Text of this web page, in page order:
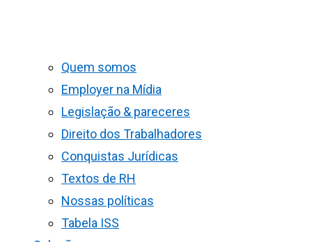
Quem somos
Employer na Mídia
Legislação & pareceres
Direito dos Trabalhadores
Conquistas Jurídicas
Textos de RH
Nossas políticas
Tabela ISS